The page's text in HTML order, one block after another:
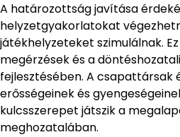
A határozottság javítása
helyzetgyakorlatokat
játékhelyzeteket szimulálnak.
megérzések és a
fejlesztésében. A csapattársak
erősségeinek és
kulcsszerepet játszik a
meghozatalában.